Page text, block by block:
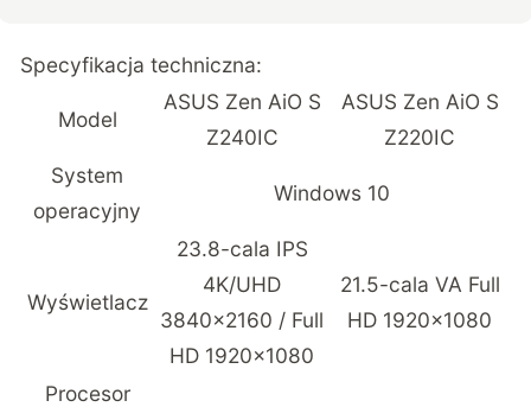
Specyfikacja techniczna:
Model
ASUS Zen AiO S
Z240IC
ASUS Zen AiO S
Z220IC
System
operacyjny
Windows 10
Wyświetlacz
23.8-cala IPS
4K/UHD
3840×2160 / Full
HD 1920×1080
21.5-cala VA Full
HD 1920×1080
Procesor